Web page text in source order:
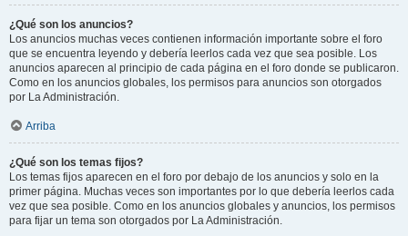
¿Qué son los anuncios?
Los anuncios muchas veces contienen información importante sobre el foro
que se encuentra leyendo y debería leerlos cada vez que sea posible. Los
anuncios aparecen al principio de cada página en el foro donde se publicaron.
Como en los anuncios globales, los permisos para anuncios son otorgados
por La Administración.
Arriba
¿Qué son los temas fijos?
Los temas fijos aparecen en el foro por debajo de los anuncios y solo en la
primer página. Muchas veces son importantes por lo que debería leerlos cada
vez que sea posible. Como en los anuncios globales y anuncios, los permisos
para fijar un tema son otorgados por La Administración.